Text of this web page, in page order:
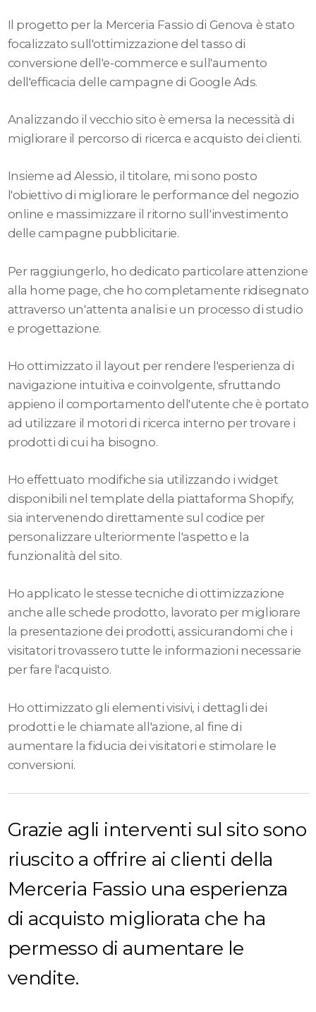
Il progetto per la Merceria Fassio di Genova è stato
focalizzato sull'ottimizzazione del tasso di
conversione dell'e-commerce e sull'aumento
dell'efficacia delle campagne di Google Ads.
Analizzando il vecchio sito è emersa la necessità di
migliorare il percorso di ricerca e acquisto dei clienti.
Insieme ad Alessio, il titolare, mi sono posto
l'obiettivo di migliorare le performance del negozio
online e massimizzare il ritorno sull'investimento
delle campagne pubblicitarie.
Per raggiungerlo, ho dedicato particolare attenzione
alla home page, che ho completamente ridisegnato
attraverso un'attenta analisi e un processo di studio
e progettazione.
Ho ottimizzato il layout per rendere l'esperienza di
navigazione intuitiva e coinvolgente, sfruttando
appieno il comportamento dell'utente che è portato
ad utilizzare il motori di ricerca interno per trovare i
prodotti di cui ha bisogno.
Ho effettuato modifiche sia utilizzando i widget
disponibili nel template della piattaforma Shopify,
sia intervenendo direttamente sul codice per
personalizzare ulteriormente l'aspetto e la
funzionalità del sito.
Ho applicato le stesse tecniche di ottimizzazione
anche alle schede prodotto, lavorato per migliorare
la presentazione dei prodotti, assicurandomi che i
visitatori trovassero tutte le informazioni necessarie
per fare l'acquisto.
Ho ottimizzato gli elementi visivi, i dettagli dei
prodotti e le chiamate all'azione, al fine di
aumentare la fiducia dei visitatori e stimolare le
conversioni.
Grazie agli interventi sul sito sono
riuscito a offrire ai clienti della
Merceria Fassio una esperienza
di acquisto migliorata che ha
permesso di aumentare le
vendite.